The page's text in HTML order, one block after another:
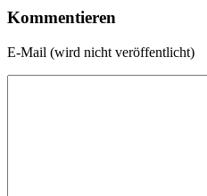
Kommentieren
E-Mail (wird nicht veröffentlicht)